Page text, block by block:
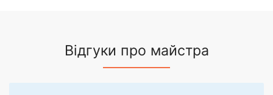
Відгуки про майстра